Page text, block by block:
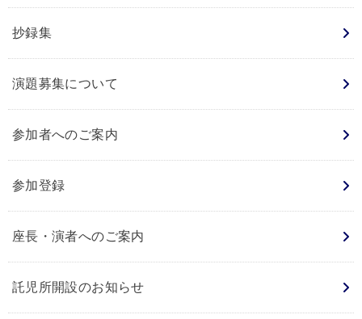
抄録集
演題募集について
参加者へのご案内
参加登録
座長・演者へのご案内
託児所開設のお知らせ